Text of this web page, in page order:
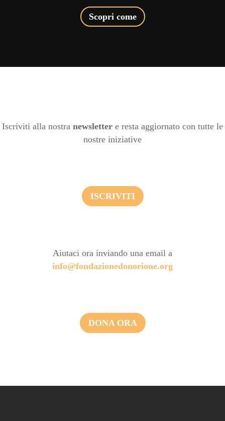
Scopri come
Iscriviti alla nostra newsletter e resta aggiornato con tutte le
nostre iniziative
ISCRIVITI
Aiutaci ora inviando una email a
info@fondazionedonorione.org
DONA ORA